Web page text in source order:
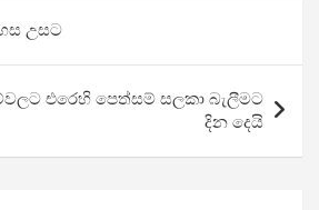
උසට
එරෙහි පෙත්සම් සලකා බැලීමට
දින දෙයි